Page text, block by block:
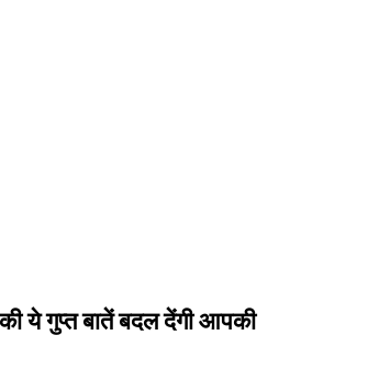
ये गुप्त बातें बदल देंगी आपकी